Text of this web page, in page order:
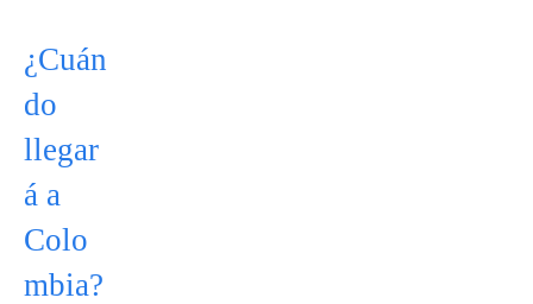
¿Cuán
do
llegar
á a
Colo
mbia?